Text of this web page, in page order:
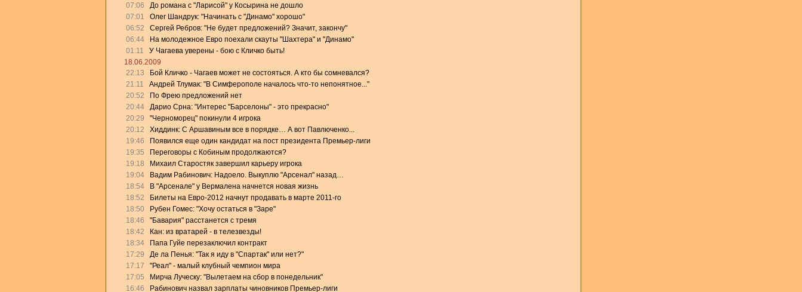
07:06
До романа с "Ларисой" у Косырина не дошло
07:01
Олег Шандрук: "Начинать с "Динамо" хорошо"
06:52
Сергей Ребров: "Не будет предложений? Значит, закончу"
06:44
На молодежное Евро поехали скауты "Шахтера" и "Динамо"
01:11
У Чагаева уверены - бою с Кличко быть!
18.06.2009
22:13
Бой Кличко - Чагаев может не состояться. А кто бы сомневался?
21:11
Андрей Тлумак: "В Симферополе началось что-то непонятное..."
20:52
По Фрею предложений нет
20:44
Дарио Срна: "Интерес "Барселоны" - это прекрасно"
20:29
"Черноморец" покинули 4 игрока
20:12
Хиддинк: С Аршавиным все в порядке… А вот Павлюченко...
19:46
Появился еще один кандидат на пост президента Премьер-лиги
19:35
Переговоры с Кобиным продолжаются?
19:18
Михаил Старостяк завершил карьеру игрока
19:04
Вадим Рабинович: Надоело. Выкуплю "Арсенал" назад…
18:54
В "Арсенале" у Вермалена начнется новая жизнь
18:52
Билеты на Евро-2012 начнут продавать в марте 2011-го
18:50
Рубен Гомес: "Хочу остаться в "Заре"
18:46
"Бавария" расстанется с тремя
18:42
Кан: из вратарей - в телезвезды!
18:34
Папа Гуйе перезаключил контракт
17:29
Де ла Пенья: "Так я иду в "Спартак" или нет?"
17:17
"Реал" - малый клубный чемпион мира
17:05
Мирча Луческу: "Вылетаем на сбор в понедельник"
16:46
Рабинович назвал зарплаты чиновников Премьер-лиги